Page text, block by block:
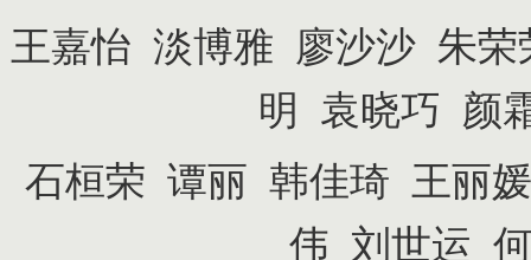
王嘉怡 淡博雅 廖沙沙 朱
明 袁晓巧 颜
石桓荣 谭丽 韩佳琦 王丽
伟 刘世运